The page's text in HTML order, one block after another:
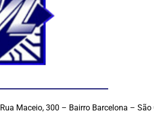
Rua Maceio, 300 – Bairro Barcelona –